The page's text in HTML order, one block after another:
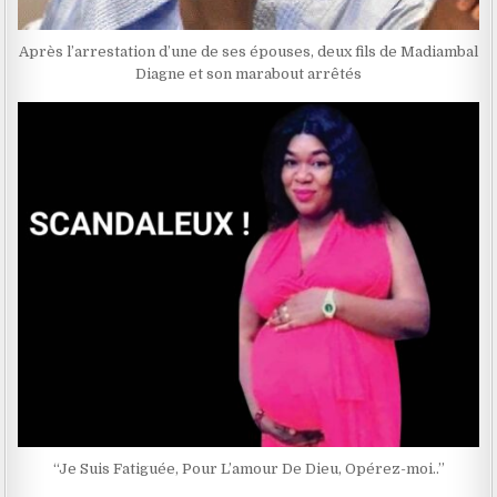
Après l’arrestation d’une de ses épouses, deux fils de Madiambal
Diagne et son marabout arrêtés
‘‘Je Suis Fatiguée, Pour L’amour De Dieu, Opérez-moi..’’